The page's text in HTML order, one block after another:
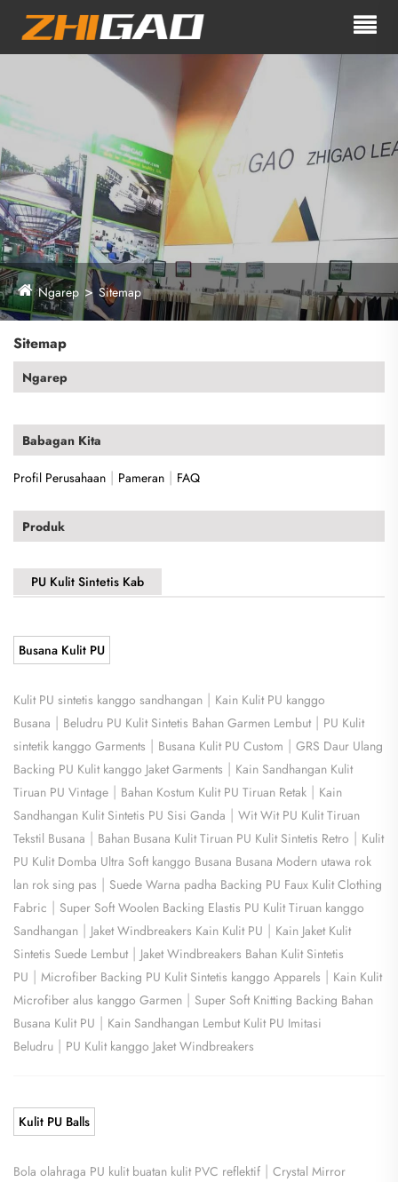
Ngarep Sitemap
Sitemap
Ngarep
Babagan Kita
Profil Perusahaan | Pameran | FAQ
Produk
PU Kulit Sintetis Kab
Busana Kulit PU
Kulit PU sintetis kanggo sandhangan | Kain Kulit PU kanggo
Busana | Beludru PU Kulit Sintetis Bahan Garmen Lembut | PU Kulit
sintetik kanggo Garments | Busana Kulit PU Custom | GRS Daur Ulang
Backing PU Kulit kanggo Jaket Garments | Kain Sandhangan Kulit
Tiruan PU Vintage | Bahan Kostum Kulit PU Tiruan Retak | Kain
Sandhangan Kulit Sintetis PU Sisi Ganda | Wit Wit PU Kulit Tiruan
Tekstil Busana | Bahan Busana Kulit Tiruan PU Kulit Sintetis Retro | Kulit
PU Kulit Domba Ultra Soft kanggo Busana Busana Modern utawa rok
lan rok sing pas | Suede Warna padha Backing PU Faux Kulit Clothing
Fabric | Super Soft Woolen Backing Elastis PU Kulit Tiruan kanggo
Sandhangan | Jaket Windbreakers Kain Kulit PU | Kain Jaket Kulit
Sintetis Suede Lembut | Jaket Windbreakers Bahan Kulit Sintetis
PU | Microfiber Backing PU Kulit Sintetis kanggo Apparels | Kain Kulit
Microfiber alus kanggo Garmen | Super Soft Knitting Backing Bahan
Busana Kulit PU | Kain Sandhangan Lembut Kulit PU Imitasi
Beludru | PU Kulit kanggo Jaket Windbreakers
Kulit PU Balls
Bola olahraga PU kulit buatan kulit PVC reflektif | Crystal Mirror